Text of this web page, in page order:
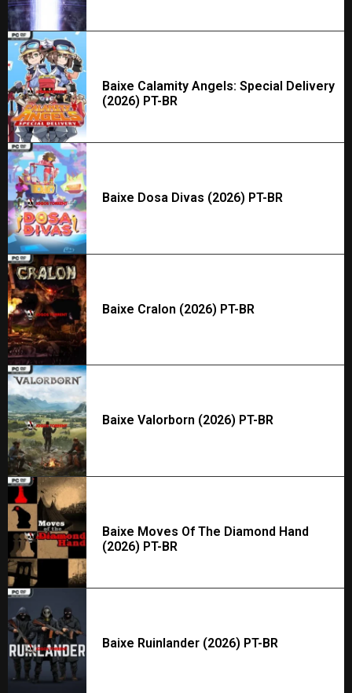
Baixe Calamity Angels: Special Delivery
(2026) PT-BR
Baixe Dosa Divas (2026) PT-BR
Baixe Cralon (2026) PT-BR
Baixe Valorborn (2026) PT-BR
Baixe Moves Of The Diamond Hand
(2026) PT-BR
Baixe Ruinlander (2026) PT-BR